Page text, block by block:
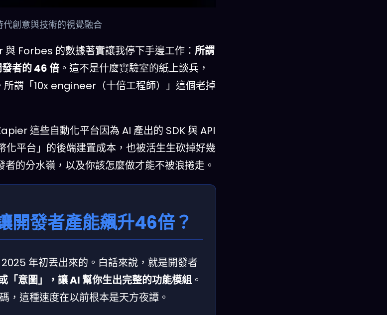
創意與技術的視覺融合
Forbes 的數據著實讓我停下手邊工作： 所謂
者的 46 倍 。這不是什麼實驗室的紙上談兵，
謂「10x engineer（十倍工程師）」這個老掉
這些自動化平台因為 AI 產出的 SDK 與 API
平台」的後端建置成本，也被活生生砍掉好幾
的分水嶺，以及你該怎麼做才能不被浪捲走。
發者產能飆升46倍？
年初丟出來的。白話來說，就是開發者
「意圖」，讓 AI 幫你生出完整的功能模組 。
，這種速度在以前根本是天方夜譚。